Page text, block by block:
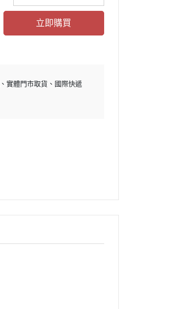
立即購買
實體門市取貨
國際快遞